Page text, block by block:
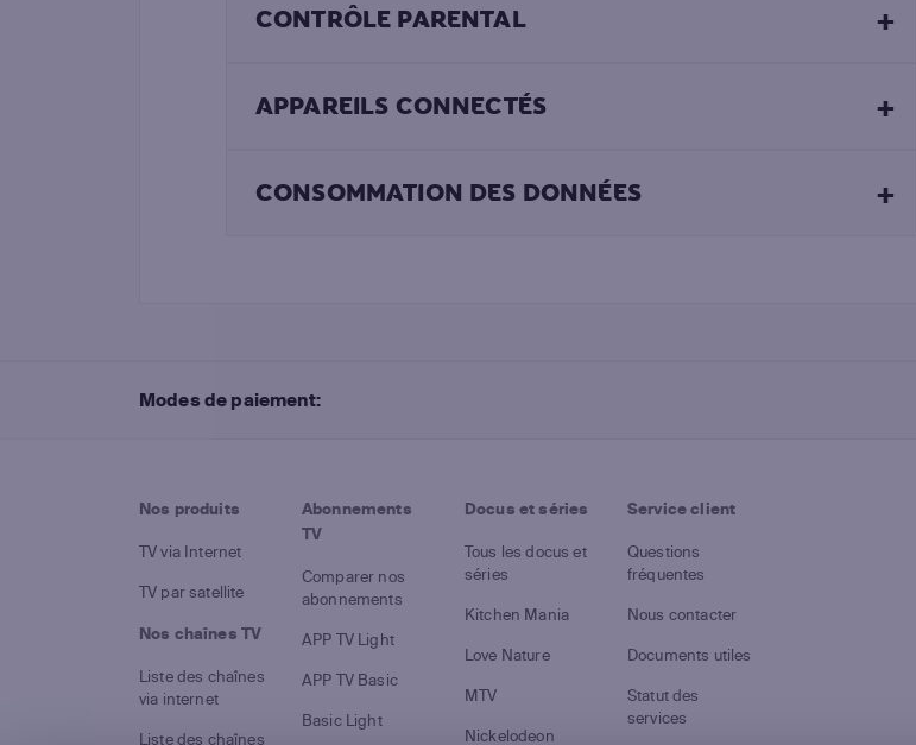
CONTRÔLE PARENTAL +
APPAREILS CONNECTÉS +
CONSOMMATION DES DONNÉES +
Modes de paiement:
Nos produits
TV via Internet
TV par satellite
Nos chaînes TV
Liste des chaînes
via internet
Liste des chaînes
Abonnements
TV
Comparer nos
abonnements
APP TV Light
APP TV Basic
Basic Light
Docus et séries
Tous les docus et
séries
Kitchen Mania
Love Nature
MTV
Nickelodeon
Service client
Questions
fréquentes
Nous contacter
Documents utiles
Statut des
services